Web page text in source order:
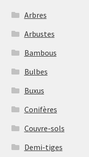
Arbres
Arbustes
Bambous
Bulbes
Buxus
Conifères
Couvre-sols
Demi-tiges